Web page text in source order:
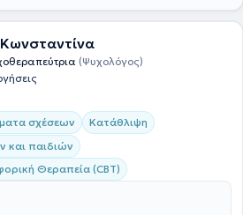
(Ψυχολόγος)
σχέσεων
Κατάθλιψη
και παιδιών
Θεραπεία (CBT)